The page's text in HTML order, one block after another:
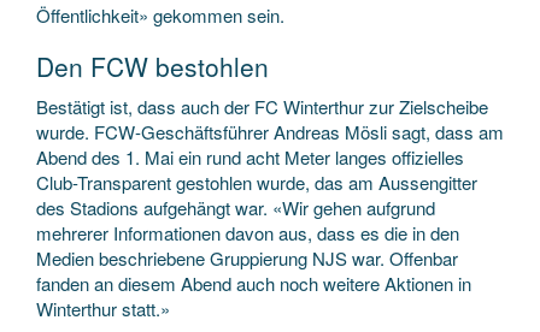
Öffentlichkeit» gekommen sein.
Den FCW bestohlen
Bestätigt ist, dass auch der FC Winterthur zur Zielscheibe
wurde. FCW-Geschäftsführer Andreas Mösli sagt, dass am
Abend des 1. Mai ein rund acht Meter langes offizielles
Club-Transparent gestohlen wurde, das am Aussengitter
des Stadions aufgehängt war. «Wir gehen aufgrund
mehrerer Informationen davon aus, dass es die in den
Medien beschriebene Gruppierung NJS war. Offenbar
fanden an diesem Abend auch noch weitere Aktionen in
Winterthur statt.»